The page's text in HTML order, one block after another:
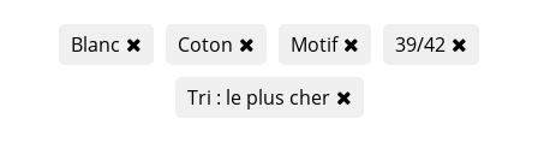
Blanc Coton Motif
39/42
Tri : le plus cher